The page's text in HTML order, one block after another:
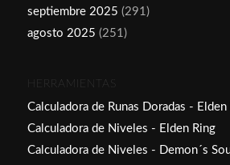
septiembre 2025 (291)
agosto 2025 (251)
HERRAMIENTAS
Calculadora de Runas Doradas - Elden
Calculadora de Niveles - Elden Ring
Calculadora de Niveles - Demon´s